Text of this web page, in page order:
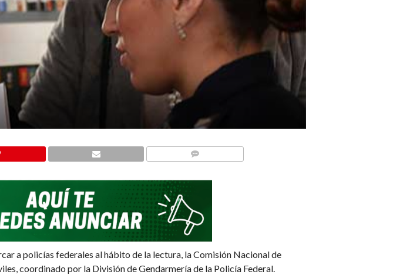
a policías federales al hábito de la lectura, la Comisión Nacional de
coordinado por la División de Gendarmería de la Policía Federal.